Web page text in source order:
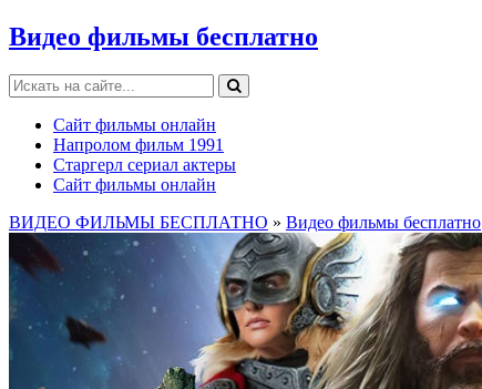
Видео фильмы бесплатно
Сайт фильмы онлайн
Напролом фильм 1991
Старгерл сериал актеры
Сайт фильмы онлайн
ВИДЕО ФИЛЬМЫ БЕСПЛАТНО » Видео фильмы бесплатно